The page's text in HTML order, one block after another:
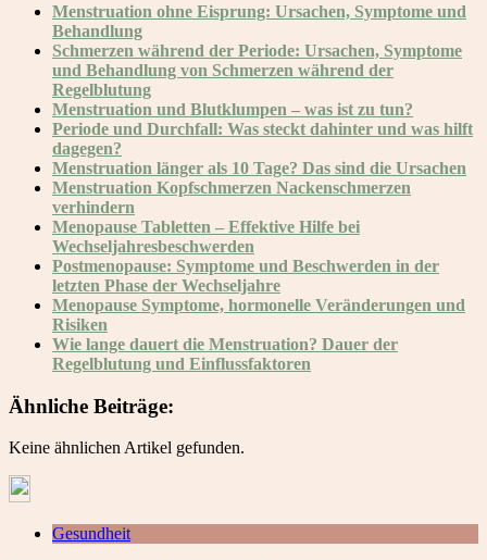
Menstruation ohne Eisprung: Ursachen, Symptome und
Behandlung
Schmerzen während der Periode: Ursachen, Symptome
und Behandlung von Schmerzen während der
Regelblutung
Menstruation und Blutklumpen – was ist zu tun?
Periode und Durchfall: Was steckt dahinter und was hilft
dagegen?
Menstruation länger als 10 Tage? Das sind die Ursachen
Menstruation Kopfschmerzen Nackenschmerzen
verhindern
Menopause Tabletten – Effektive Hilfe bei
Wechseljahresbeschwerden
Postmenopause: Symptome und Beschwerden in der
letzten Phase der Wechseljahre
Menopause Symptome, hormonelle Veränderungen und
Risiken
Wie lange dauert die Menstruation? Dauer der
Regelblutung und Einflussfaktoren
Ähnliche Beiträge:
Keine ähnlichen Artikel gefunden.
Gesundheit